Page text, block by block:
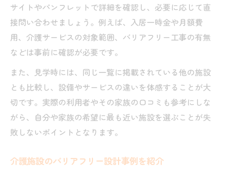
サイトやパンフレットで詳細を確認し、必要に応じて直
接問い合わせましょう。例えば、入居一時金や月額費
用、介護サービスの対象範囲、バリアフリー工事の有無
などは事前に確認が必要です。
また、見学時には、同じ一覧に掲載されている他の施設
とも比較し、設備やサービスの違いを体感することが大
切です。実際の利用者やその家族の口コミも参考にしな
がら、自分や家族の希望に最も近い施設を選ぶことが失
敗しないポイントとなります。
介護施設のバリアフリー設計事例を紹介